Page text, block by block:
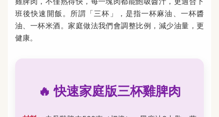
班後快速開飯。所謂「三杯」，是指一杯麻油、一杯醬
油、一杯米酒。家庭做法我們會調整比例，減少油量，更
健康。
🔥 快速家庭版三杯雞脾肉